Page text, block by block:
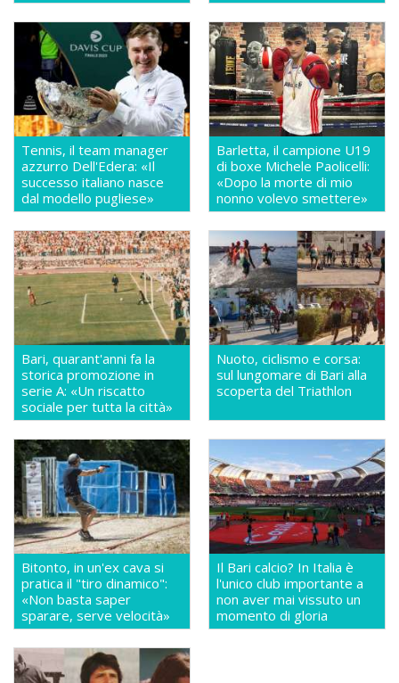
Tennis, il team manager
azzurro Dell'Edera: «Il
successo italiano nasce
dal modello pugliese»
Barletta, il campione U19
di boxe Michele Paolicelli:
«Dopo la morte di mio
nonno volevo smettere»
Bari, quarant'anni fa la
storica promozione in
serie A: «Un riscatto
sociale per tutta la città»
Nuoto, ciclismo e corsa:
sul lungomare di Bari alla
scoperta del Triathlon
Bitonto, in un'ex cava si
pratica il "tiro dinamico":
«Non basta saper
sparare, serve velocità»
Il Bari calcio? In Italia è
l'unico club importante a
non aver mai vissuto un
momento di gloria